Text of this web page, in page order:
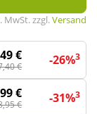
MwSt. zzgl.Versand
€
€ -26%3
€
€ -31%3